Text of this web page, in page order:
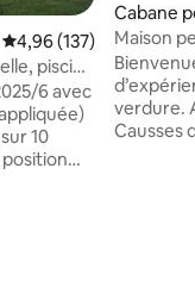
Évaluation moyenne
4,96 (137)
piscine
6 avec
10
Cabane
Maison
verdure. Au coeur du parc naturel des
Causses